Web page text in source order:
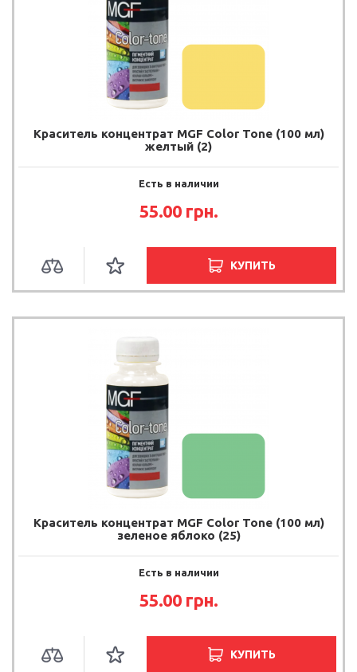
Краситель концентрат MGF Color Tone (100 мл)
желтый (2)
Есть в наличии
55.00 грн.
КУПИТЬ
Краситель концентрат MGF Color Tone (100 мл)
зеленое яблоко (25)
Есть в наличии
55.00 грн.
КУПИТЬ